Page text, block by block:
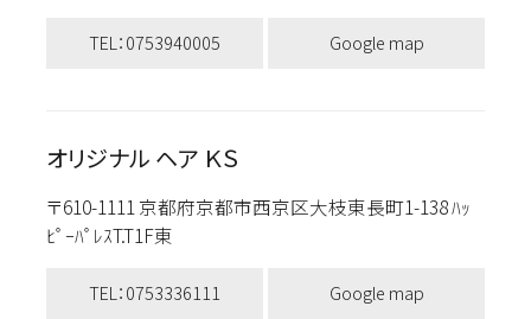
TEL：0753940005 Google map
オリジナル ヘア ＫＳ
〒610-1111 京都府京都市西京区大枝東長町1-138 ﾊｯ
ﾋﾟｰﾊﾟﾚｽT.T1F東
TEL：0753336111 Google map